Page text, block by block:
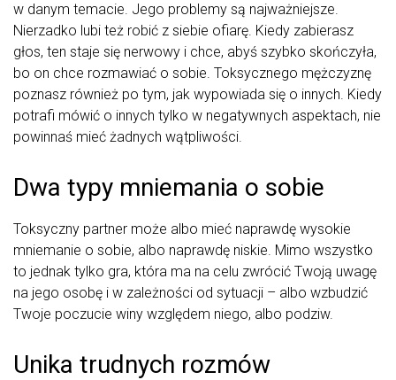
w danym temacie. Jego problemy są najważniejsze.
Nierzadko lubi też robić z siebie ofiarę. Kiedy zabierasz
głos, ten staje się nerwowy i chce, abyś szybko skończyła,
bo on chce rozmawiać o sobie. Toksycznego mężczyznę
poznasz również po tym, jak wypowiada się o innych. Kiedy
potrafi mówić o innych tylko w negatywnych aspektach, nie
powinnaś mieć żadnych wątpliwości.
Dwa typy mniemania o sobie
Toksyczny partner może albo mieć naprawdę wysokie
mniemanie o sobie, albo naprawdę niskie. Mimo wszystko
to jednak tylko gra, która ma na celu zwrócić Twoją uwagę
na jego osobę i w zależności od sytuacji – albo wzbudzić
Twoje poczucie winy względem niego, albo podziw.
Unika trudnych rozmów